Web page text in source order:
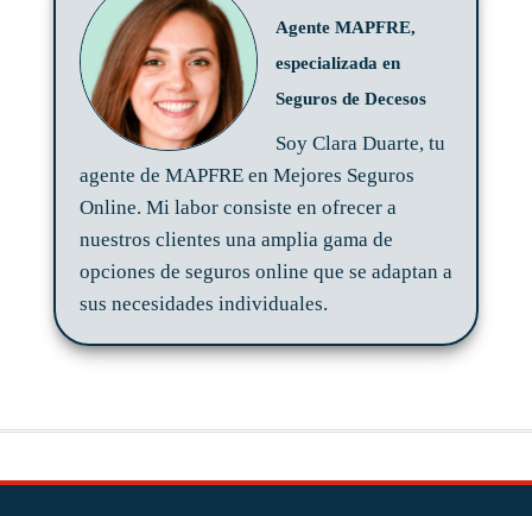
Agente MAPFRE,
especializada en
Seguros de Decesos
Soy Clara Duarte, tu
agente de MAPFRE en Mejores Seguros
Online. Mi labor consiste en ofrecer a
nuestros clientes una amplia gama de
opciones de seguros online que se adaptan a
sus necesidades individuales.